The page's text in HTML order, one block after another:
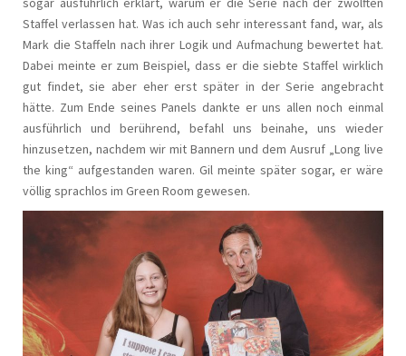
Staffel verlassen hat. Was ich auch sehr interessant fand, war, als
Mark die Staffeln nach ihrer Logik und Aufmachung bewertet hat.
Dabei meinte er zum Beispiel, dass er die siebte Staffel wirklich
gut findet, sie aber eher erst später in der Serie angebracht
hätte. Zum Ende seines Panels dankte er uns allen noch einmal
ausführlich und berührend, befahl uns beinahe, uns wieder
hinzusetzen, nachdem wir mit Bannern und dem Ausruf „Long live
the king“ aufgestanden waren. Gil meinte später sogar, er wäre
völlig sprachlos im Green Room gewesen.